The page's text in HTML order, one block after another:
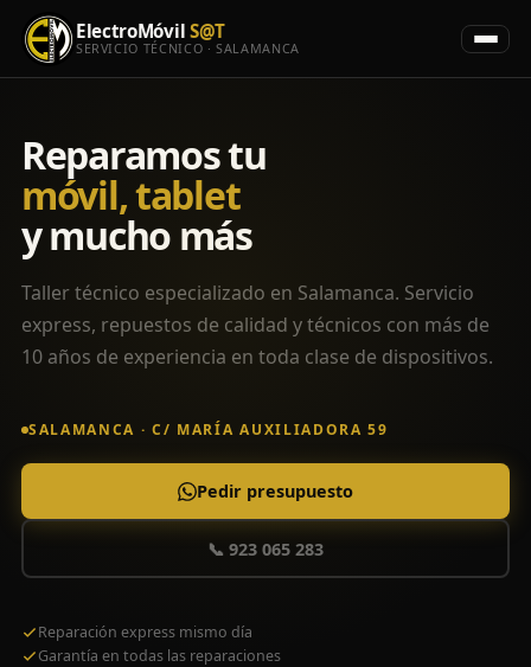
ElectroMóvil S@T
SERVICIO TÉCNICO · SALAMANCA
Reparamos tu
móvil, tablet
y mucho más
Taller técnico especializado en Salamanca. Servicio
express, repuestos de calidad y técnicos con más de
10 años de experiencia en toda clase de dispositivos.
SALAMANCA · C/ MARÍA AUXILIADORA 59
Pedir presupuesto
📞 923 065 283
Reparación express mismo día
Garantía en todas las reparaciones